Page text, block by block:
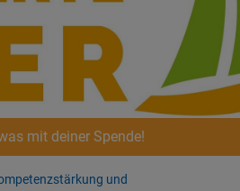
mit deiner Spende!
und